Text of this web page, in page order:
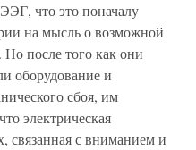
что это поначалу
на мысль о возможной
Но после того как они
оборудование и
сбоя, им
электрическая
связанная с вниманием и